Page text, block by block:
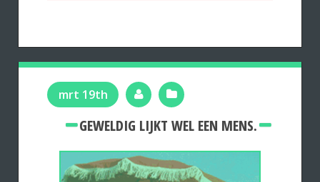
mrt 19th
GEWELDIG LIJKT WEL EEN MENS.